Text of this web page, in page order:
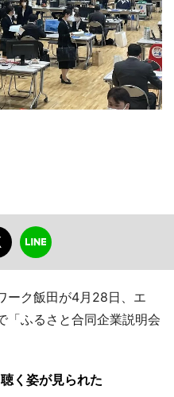
ーク飯田が4月28日、エ
「ふるさと合同企業説明会
く姿が見られた